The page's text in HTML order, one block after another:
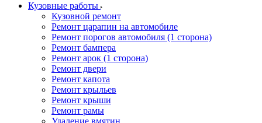
Кузовные работы
Кузовной ремонт
Ремонт царапин на автомобиле
Ремонт порогов автомобиля (1 сторона)
Ремонт бампера
Ремонт арок (1 сторона)
Ремонт двери
Ремонт капота
Ремонт крыльев
Ремонт крыши
Ремонт рамы
Удаление вмятин